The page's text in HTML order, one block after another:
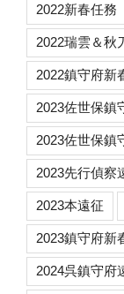
2022新春任務
2022瑞雲＆秋
2022鎮守府新
2023佐世保鎮
2023佐世保鎮
2023先行偵察
2023本遠征
2023鎮守府新
2024呉鎮守府